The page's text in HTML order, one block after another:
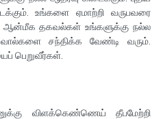
உங்களை ஏமாற்றி வருபவரை
தகவல்கள் உங்களுக்கு நல்ல
சந்திக்க வேண்டி வரும்.
பெறுவீர்கள்.
விளக்கெண்ணெய் தீபமேற்றி